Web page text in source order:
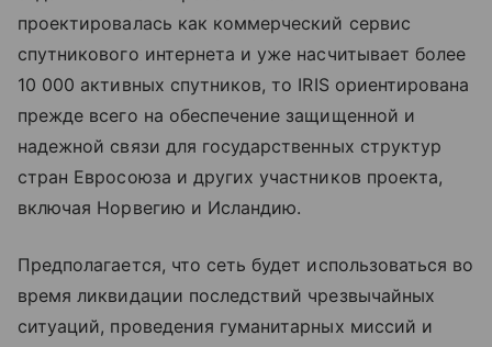
проектировалась как коммерческий сервис
спутникового интернета и уже насчитывает более
10 000 активных спутников, то IRIS ориентирована
прежде всего на обеспечение защищенной и
надежной связи для государственных структур
стран Евросоюза и других участников проекта,
включая Норвегию и Исландию.
Предполагается, что сеть будет использоваться во
время ликвидации последствий чрезвычайных
ситуаций, проведения гуманитарных миссий и